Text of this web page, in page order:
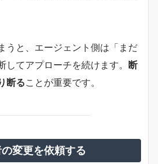
うと、エージェント側は「まだ
してアプローチを続けます。
断
断ることが重要です。
変更を依頼する